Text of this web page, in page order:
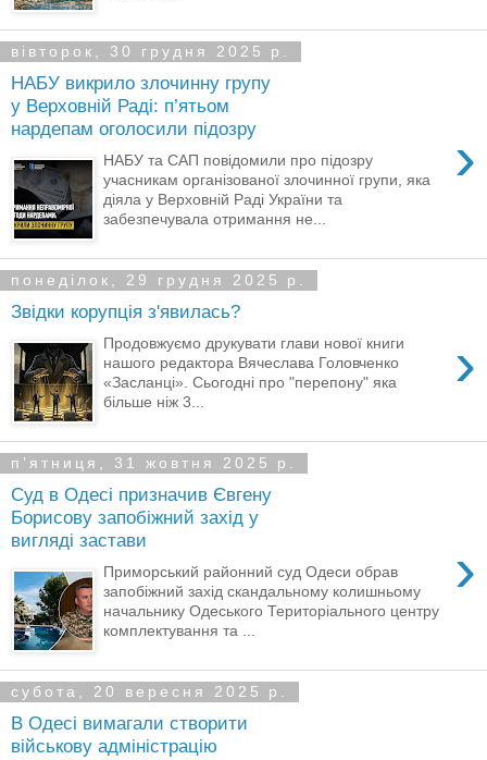
вівторок, 30 грудня 2025 р.
НАБУ викрило злочинну групу
у Верховній Раді: п’ятьом
нардепам оголосили підозру
›
НАБУ та САП повідомили про підозру
учасникам організованої злочинної групи, яка
діяла у Верховній Раді України та
забезпечувала отримання не...
понеділок, 29 грудня 2025 р.
Звідки корупція з'явилась?
›
Продовжуємо друкувати глави нової книги
нашого редактора Вячеслава Головченко
«Засланці». Сьогодні про "перепону" яка
більше ніж 3...
пʼятниця, 31 жовтня 2025 р.
Суд в Одесі призначив Євгену
Борисову запобіжний захід у
вигляді застави
›
Приморський районний суд Одеси обрав
запобіжний захід скандальному колишньому
начальнику Одеського Територіального центру
комплектування та ...
субота, 20 вересня 2025 р.
В Одесі вимагали створити
військову адміністрацію